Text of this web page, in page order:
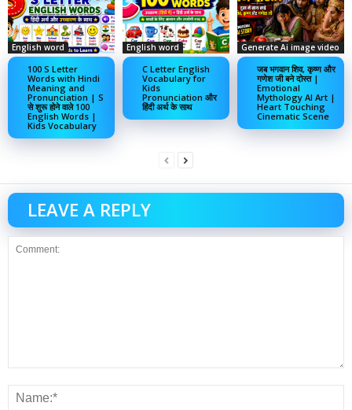
English word
100 S Letter
Words with Hindi
Meaning and
Pronunciation | S
से शुरू होने वाले 100
English Words |
Kids Vocabulary
English word
C Letter English
Vocabulary for
Kids
Pronunciation और
हिंदी अर्थ के साथ
Generate Ai image video
जब भगवान शिव, कृष्ण और
गणेश जी बने दोस्त |
Emotional
Mythology AI Art |
Heart Touching
Cinematic Scene
LEAVE A REPLY